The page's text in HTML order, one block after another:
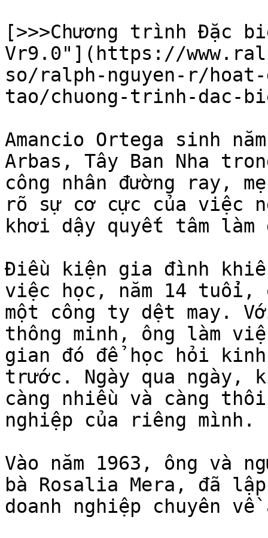
[>>>Chương trình Đặc
Vr9.0"](https://
so/ralph-nguyen-r/hoat-
tao/chuong-trinh-dac-
Amancio Ortega sinh
Arbas, Tây Ban Nha
công nhân đường ray,
rõ sự cơ cực của việc
khơi dậy quyết tâm làm
Điều kiện gia đình
việc học, năm 14 tuổi,
một công ty dệt may.
thông minh, ông làm
gian đó để học hỏi
trước. Ngày qua ngày,
càng nhiều và càng
nghiệp của riêng mình.
Vào năm 1963, ông và
bà Rosalia Mera, đã
doanh nghiệp chuyên về